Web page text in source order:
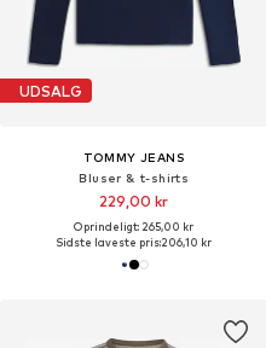
UDSALG
TOMMY JEANS
Bluser & t-shirts
229,00 kr
Oprindeligt: 265,00 kr
Sidste laveste pris:206,10 kr